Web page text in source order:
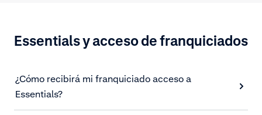
Essentials y acceso de franquiciados
¿Cómo recibirá mi franquiciado acceso a
Essentials?